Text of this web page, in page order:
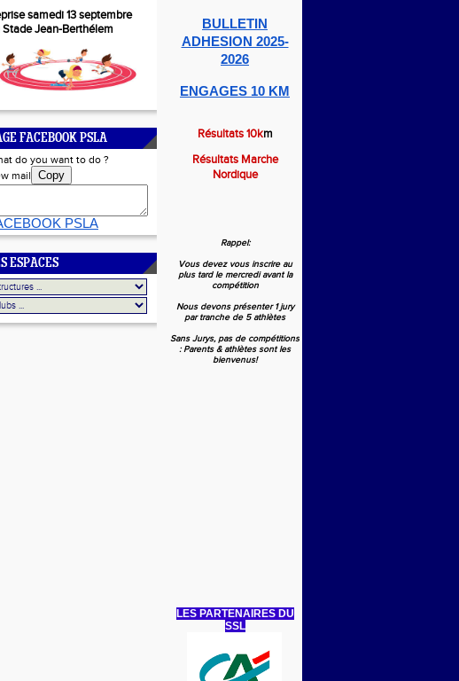
samedi 13 septembre
Stade Jean-Berthélem
FACEBOOK PSLA
do you want to do ?
mail
Copy
PSLA
ESPACES
BULLETIN
ADHESION 2025-
2026
ENGAGES 10 KM
Résultats 10km
Résultats Marche
Nordique
Rappel:
Vous devez vous inscrire au
plus tard le mercredi avant la
compétition
Nous devons présenter 1 jury
par tranche de 5 athlètes
Sans Jurys, pas de compétitions
: Parents & athlètes sont les
bienvenus!
LES PARTENAIRES DU
SSL